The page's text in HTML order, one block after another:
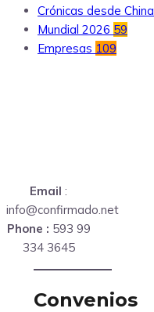
Crónicas desde China
Mundial 2026 59
Empresas 109
Email :
info@confirmado.net
Phone : 593 99
334 3645
Convenios